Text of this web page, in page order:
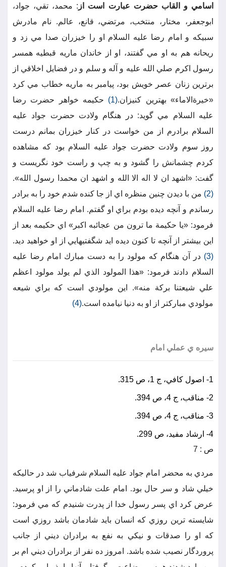
اسامي و القاب حضرت عبارت است از : محمد، تقي، جواد،
ابوجعفر، مختار، منتخب، مرتضي، قانع، عالم. نام مادرش
سبيكه و امام رضا عليه السلام او را خيزران صدا مي زد و
ريحانه هم به او مي گفتند، او از خاندان ماريه قبطيه همسر
رسول اكرم صلي الله عليه و آله و سلم و در فضايل اخلاقي از
برترين زنان عصر خويش بود، پيامبر به ماريه خطاب مي كرد
«خيرةالاماء» بهترين كنيزان.(1)
حكيمه خواهر حضرت رضا
عليه السلام مي گويد: در هنگام ولادت حضرت جواد عليه
السلام برادرم از من خواست در كنار خيزران بمانم درست
روز سوم ولادت حضرت جواد عليه السلام بود كه مشاهده
كردم چشمانش را گشود و به چپ و راست خود نگريست و
گفت: «اشهد ان لا اله الا الله و اشهد ان محمدا رسول الله».
(2)
من با ديدن چنين منظره اي از جا كنده شدم خود را به برادر
رساندم و آنچه ديده بودم براي او گفتم. امام رضا عليه السلام
فرمود: «يا حكيمة ما ترون من عجائبه اكبر» اي حكيمه بعد از
اين بيشتر از آنچه تا كنون ديده ايد شگفتيهايي از او خواهيد ديد.
(3)
در آن هنگام كه مولود را به دست مبارك امام رضا عليه
السلام دادند فرمود: «هذا المولود الذي لم يولد مولود اعظم
علي شيعتنا بركة منه». اين مولودي است كه براي شيعه
مولودي مباركتر از او به دنيا نيامده است.(4)
سيره ي عملي امام
1- اصول كافي، ج 1، ص 315.
2- مناقب، ج 4، ص 394.
3- مناقب، ج 4، ص 394.
4- ارشاد مفيد، ص 299.
ص : 7
مردي به محضر امام جواد عليه السلام شرفياب شد در حاليكه
خيلي شاد و سر حال بود. امام علت شادماني را از او پرسيد.
عرض كرد اي پسر رسول خدا از پدرت شنيدم كه مي فرمود:
شايسته ترين روزي كه انسان بايد شادمان باشد روزي است
كه او را صدقات و نيكي به نفع به برادران ديني از جانب
پروردگار نصيب شده باشد. امروز ده نفر از برادران ديني ام بر